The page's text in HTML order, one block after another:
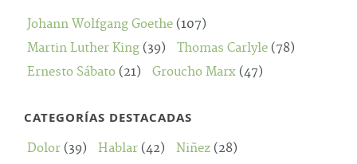
Johann Wolfgang Goethe (107)
Martin Luther King (39) Thomas Carlyle (78)
Ernesto Sábato (21) Groucho Marx (47)
CATEGORÍAS DESTACADAS
Dolor (39) Hablar (42) Niñez (28)